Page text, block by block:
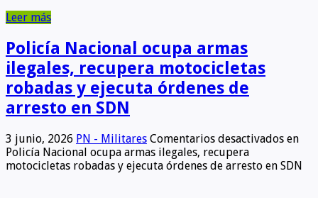
Leer más
Policía Nacional ocupa armas
ilegales, recupera motocicletas
robadas y ejecuta órdenes de
arresto en SDN
3 junio, 2026 PN - Militares Comentarios desactivados en
Policía Nacional ocupa armas ilegales, recupera
motocicletas robadas y ejecuta órdenes de arresto en SDN